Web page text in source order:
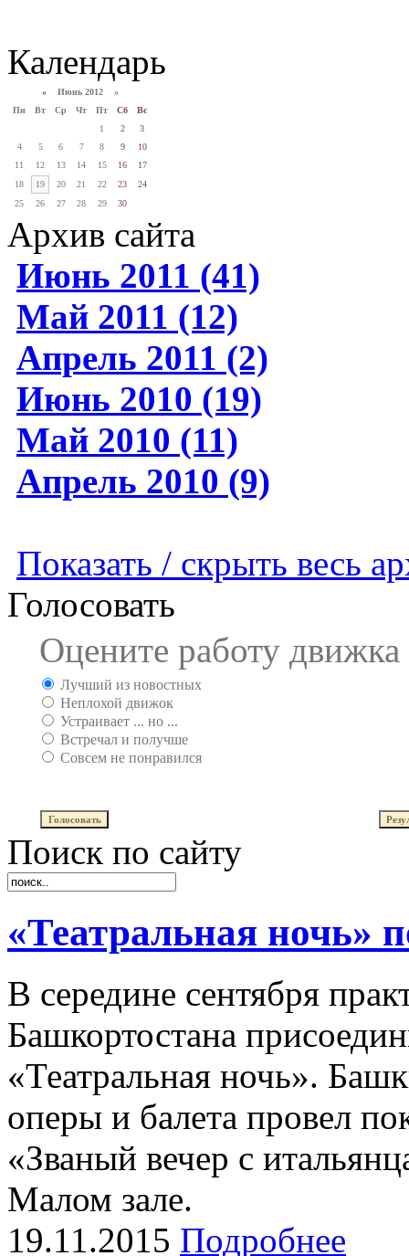
Календарь
«Июнь 2012 »
Пн
Вт Ср Чт Пт Сб
Вс
1
2
3
4
5 6 7 8 9
10
11
12 13 14 15 16
17
18
19 20 21 22 23
24
25
26 27 28 29 30
Архив сайта
Июнь 2011 (41)
Май 2011 (12)
Апрель 2011 (2)
Июнь 2010 (19)
Май 2010 (11)
Апрель 2010 (9)
Показать / скрыть весь
Голосовать
Оцените работу движка
Лучший из новостных
Неплохой движок
Устраивает ... но ...
Встречал и получше
Совсем не понравился
Поиск по сайту
«Театральная ночь»
В середине сентября
Башкортостана
«Театральная ночь».
оперы и балета провел
«Званый вечер с
Малом зале.
19.11.2015 Подробнее